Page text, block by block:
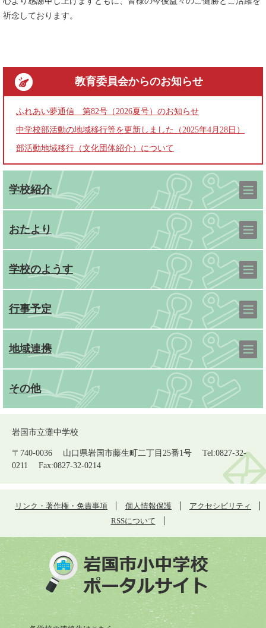
祈念しております。
教育委員会からのお知らせ
ふれあい夢通信 第82号（2026夏号）のお知らせ
中学校部活動の地域移行等を更新しました（2025年4月28日）
部活動地域移行（文化団体紹介）について
学校紹介
おたより
学校のようす
行事予定
地域連携
その他
岩国市立灘中学校
〒740-0036 山口県岩国市藤生町二丁目25番1号 Tel:0827-32-
0211 Fax:0827-32-0214
リンク・著作権・免責事項 個人情報保護
アクセシビリティ
RSSについて